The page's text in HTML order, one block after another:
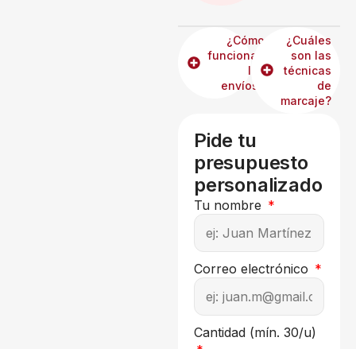
¿Cómo
funcionan
los
envíos?
¿Cuáles
son las
técnicas
de
marcaje?
Pide tu
presupuesto
personalizado
Tu nombre
Correo electrónico
Cantidad (mín. 30/u)